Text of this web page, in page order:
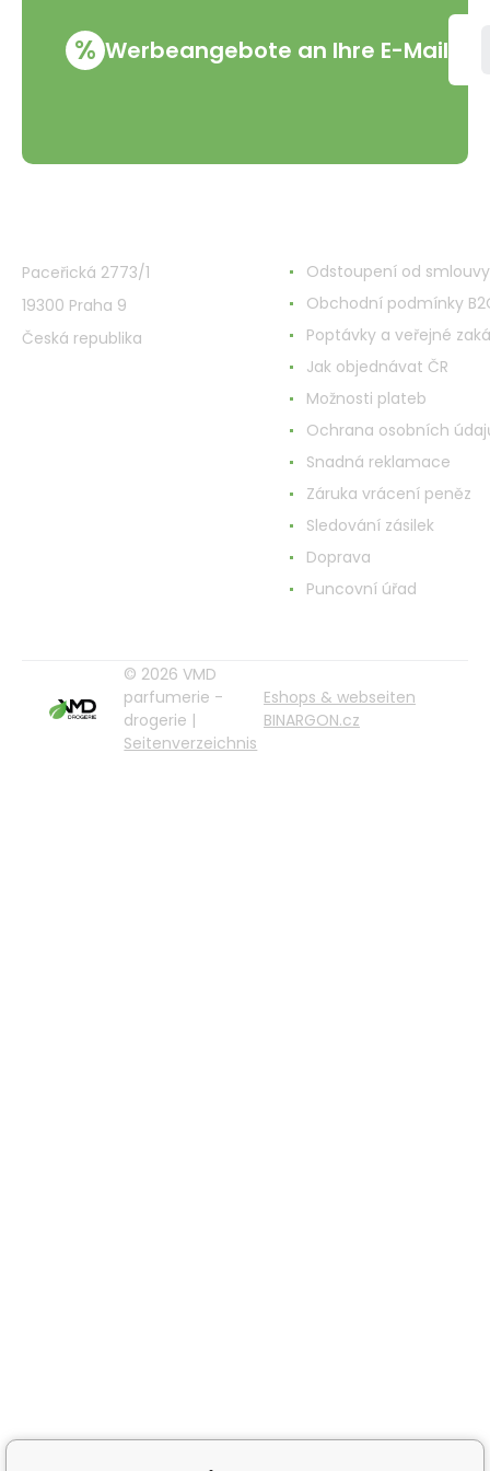
% Werbeangebote an Ihre E-Mail
Paceřická 2773/1
19300 Praha 9
Česká republika
Odstoupení od smlouvy
Obchodní podmínky
Poptávky a veřejné
Jak objednávat ČR
Možnosti plateb
Ochrana osobních
Snadná reklamace
Záruka vrácení peněz
Sledování zásilek
Doprava
Puncovní úřad
© 2026 VMD
parfumerie -
drogerie |
Seitenverzeichnis
Eshops & webseiten
BINARGON.cz